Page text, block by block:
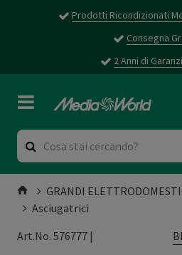
Prodotti Ricondizionati
Consegna
2 Anni di
GRANDI
Asciugatrici
Art.No. 576777 |